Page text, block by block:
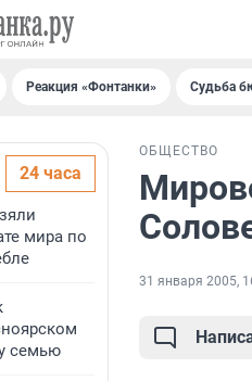
Реакция «Фонтанки» Судьба
24 часа
мира по
семью
ОБЩЕСТВО
31 января 2005,